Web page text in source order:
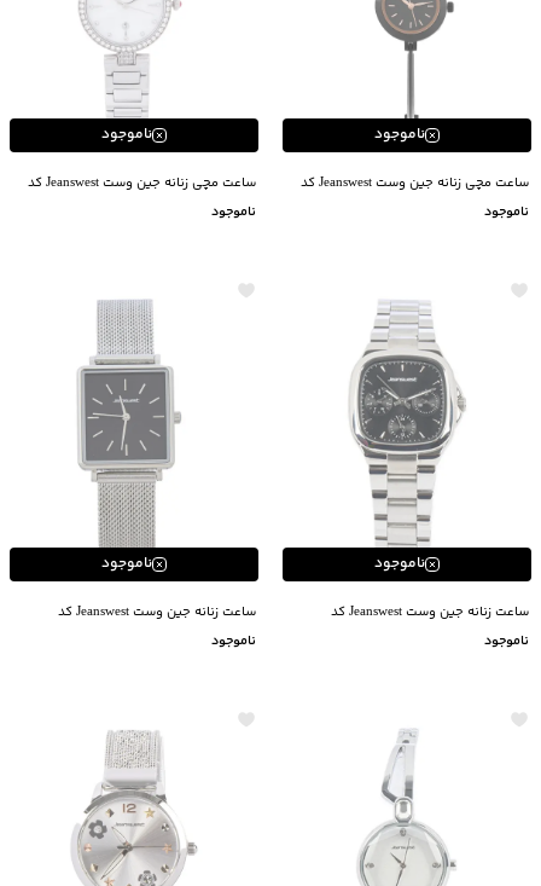
ناموجود
ساعت مچی زنانه جین وست Jeanswest کد
24900083
ناموجود
ناموجود
ساعت مچی زنانه جین وست Jeanswest کد
24900084
ناموجود
ناموجود
ساعت زنانه جین وست Jeanswest کد
41B00081
ناموجود
ناموجود
ساعت زنانه جین وست Jeanswest کد
41B00082
ناموجود